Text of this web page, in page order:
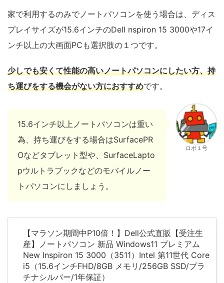
家で利用するのみでノートパソコンを使う場合は、ディス
プレイサイズが15.6インチのDell nspiron 15 3000や17イ
ンチ以上の大画面PCも選択肢の１つです。
少しでも安くて性能の高いノートパソコンにしたい方、持
ち運びをする機会がない方におすすめです。
15.6インチ以上ノートパソコンは重い
為、持ち運びをする場合はSurfacePR
Oなどタブレット型や、SurfaceLapto
pウルトラブックなどのモバイルノー
トパソコンにしましょう。
ロボ１号
【マラソン期間中P10倍！】Dell公式直販【受注生
産】ノートパソコン 新品 Windows11 プレミアム
New Inspiron 15 3000（3511）Intel 第11世代 Core
i5（15.6インチFHD/8GB メモリ/256GB SSD/プラ
チナシルバー/1年保証）